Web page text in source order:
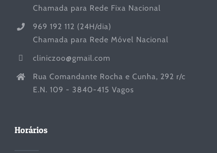
Chamada para Rede Fixa Nacional
969 192 112 (24H/dia)
Chamada para Rede Móvel Nacional
cliniczoo@gmail.com
Rua Comandante Rocha e Cunha, 292 r/c
E.N. 109 - 3840-415 Vagos
Horários